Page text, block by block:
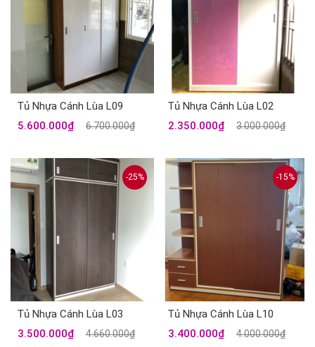
Tủ Nhựa Cánh Lùa L09
5.600.000₫
6.700.000₫
Tủ Nhựa Cánh Lùa L02
2.350.000₫
3.000.000₫
-25%
Tủ Nhựa Cánh Lùa L03
3.500.000₫
4.660.000₫
-15%
Tủ Nhựa Cánh Lùa L10
3.400.000₫
4.000.000₫